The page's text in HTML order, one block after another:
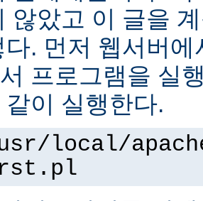
않았고 이 글을
다. 먼저 웹서버
프로그램을 실
같이 실행한다.
local/